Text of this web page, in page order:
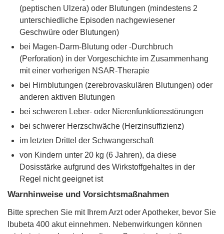
(peptischen Ulzera) oder Blutungen (mindestens 2
unterschiedliche Episoden nachgewiesener
Geschwüre oder Blutungen)
bei Magen-Darm-Blutung oder -Durchbruch
(Perforation) in der Vorgeschichte im Zusammenhang
mit einer vorherigen NSAR-Therapie
bei Hirnblutungen (zerebrovaskulären Blutungen) oder
anderen aktiven Blutungen
bei schweren Leber- oder Nierenfunktionsstörungen
bei schwerer Herzschwäche (Herzinsuffizienz)
im letzten Drittel der Schwangerschaft
von Kindern unter 20 kg (6 Jahren), da diese
Dosisstärke aufgrund des Wirkstoffgehaltes in der
Regel nicht geeignet ist
Warnhinweise und Vorsichtsmaßnahmen
Bitte sprechen Sie mit Ihrem Arzt oder Apotheker, bevor Sie
Ibubeta 400 akut einnehmen. Nebenwirkungen können